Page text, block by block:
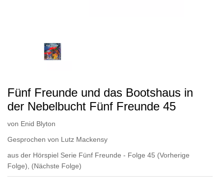
Fünf Freunde und das Bootshaus in
der Nebelbucht Fünf Freunde 45
von Enid Blyton
Gesprochen von Lutz Mackensy
aus der Hörspiel Serie Fünf Freunde - Folge 45 (Vorherige
Folge)
(Nächste Folge)